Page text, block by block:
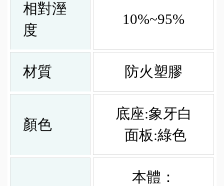
相對溼
度
10%~95%
材質 防火塑膠
顏色
底座:象牙白
面板:綠色
本體：